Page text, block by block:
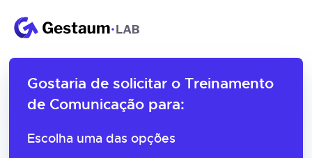
Gostaria de solicitar o Treinamento
de Comunicação para:
Escolha uma das opções